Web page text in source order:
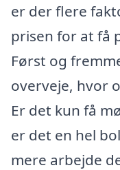
er der flere
prisen for at få
Først og
overveje, hvor
Er det kun få
er det en hel
mere arbejde